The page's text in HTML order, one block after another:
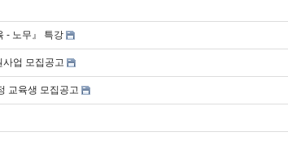
- 노무』 특강
업 모집공고
교육생 모집공고